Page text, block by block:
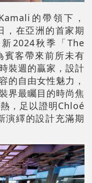
的帶領下，
，在亞洲的首家期
2024秋季「The
客帶來前所未有
裝週的贏家，設計
的自由女性魅力，
界最矚目的時尚焦
，足以證明Chloé
演繹的設計充滿期